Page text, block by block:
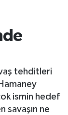
tehditleri
ismin hedef
savaşın ne